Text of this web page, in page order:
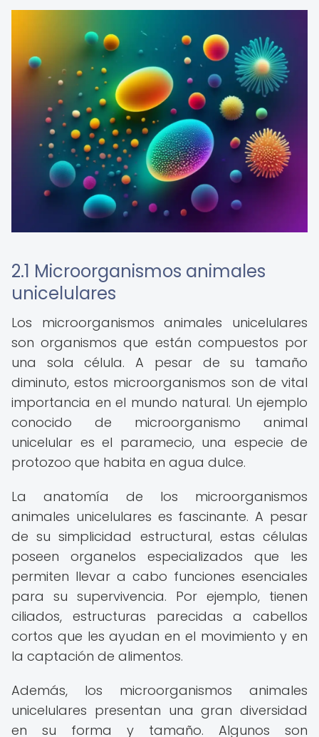
2.1 Microorganismos animales
unicelulares
Los microorganismos animales unicelulares
son organismos que están compuestos por
una sola célula. A pesar de su tamaño
diminuto, estos microorganismos son de vital
importancia en el mundo natural. Un ejemplo
conocido de microorganismo animal
unicelular es el paramecio, una especie de
protozoo que habita en agua dulce.
La anatomía de los microorganismos
animales unicelulares es fascinante. A pesar
de su simplicidad estructural, estas células
poseen organelos especializados que les
permiten llevar a cabo funciones esenciales
para su supervivencia. Por ejemplo, tienen
ciliados, estructuras parecidas a cabellos
cortos que les ayudan en el movimiento y en
la captación de alimentos.
Además, los microorganismos animales
unicelulares presentan una gran diversidad
en su forma y tamaño. Algunos son